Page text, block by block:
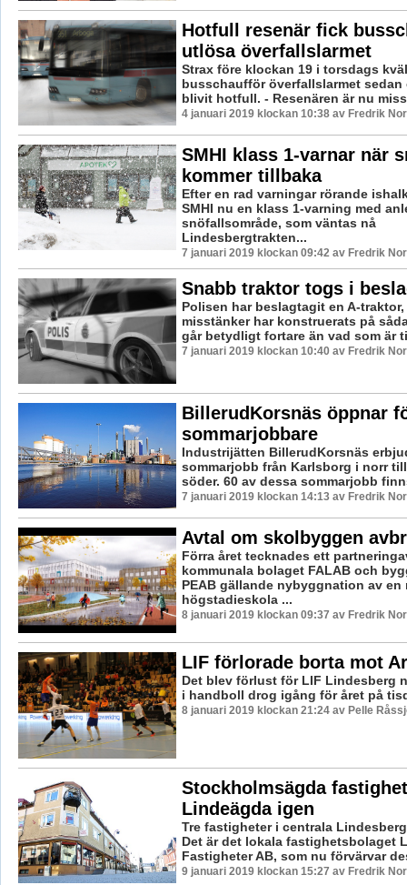
Hotfull resenär fick
utlösa överfallslarmet
Strax före klockan 19 i torsdags
busschaufför överfallslarmet sedan
blivit hotfull. - Resenären är nu
4 januari 2019 klockan 10:38 av Fredrik
SMHI klass 1-varnar när
kommer tillbaka
Efter en rad varningar rörande
SMHI nu en klass 1-varning med
snöfallsområde, som väntas nå
Lindesbergtrakten...
7 januari 2019 klockan 09:42 av Fredrik
Snabb traktor togs i
Polisen har beslagtagit en A-traktor,
misstänker har konstruerats på
går betydligt fortare än vad som är
7 januari 2019 klockan 10:40 av Fredrik
BillerudKorsnäs öppnar
sommarjobbare
Industrijätten BillerudKorsnäs
sommarjobb från Karlsborg i norr
söder. 60 av dessa sommarjobb
7 januari 2019 klockan 14:13 av Fredrik
Avtal om skolbyggen
Förra året tecknades ett
kommunala bolaget FALAB och
PEAB gällande nybyggnation av en
högstadieskola ...
8 januari 2019 klockan 09:37 av Fredrik
LIF förlorade borta mot
Det blev förlust för LIF Lindesberg
i handboll drog igång för året på
8 januari 2019 klockan 21:24 av Pelle
Stockholmsägda
Lindeägda igen
Tre fastigheter i centrala
Det är det lokala fastighetsbolaget
Fastigheter AB, som nu förvärvar
9 januari 2019 klockan 15:27 av Fredrik